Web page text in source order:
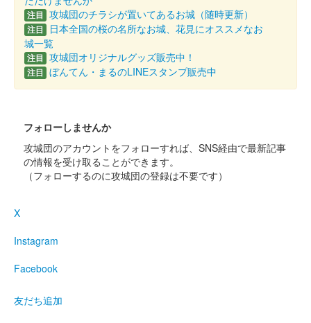
沼田城跡 御城印 昭和百年 十一月版
販売終了
沼田城址 御城印
販売終了
沼田城跡 御城印
販売終了
注目 攻城団のチラシが置いてあるお城（随時更新）
注目
日本全国の桜の名所なお城、花見にオススメなお
城一覧
注目 攻城団オリジナルグッズ販売中！
注目 ぼんてん・まるのLINEスタンプ販売中
フォローしませんか
攻城団のアカウントをフォローすれば、SNS経由で最新記事
の情報を受け取ることができます。
（フォローするのに攻城団の登録は不要です）
X
Instagram
Facebook
友だち追加